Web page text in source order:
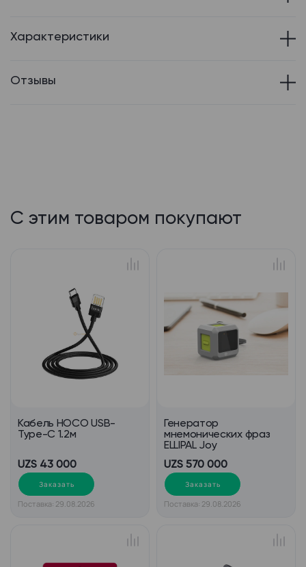
Характеристики
Отзывы
С этим товаром покупают
Кабель HOCO USB-
Type-C 1.2м
UZS 43 000
Заказать
Поставка: 29.08.2026
Генератор
мнемонических фраз
ELLIPAL Joy
UZS 570 000
Заказать
Поставка: 29.08.2026